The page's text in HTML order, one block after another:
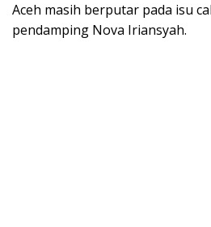
Aceh masih berputar pada isu
pendamping Nova Iriansyah.